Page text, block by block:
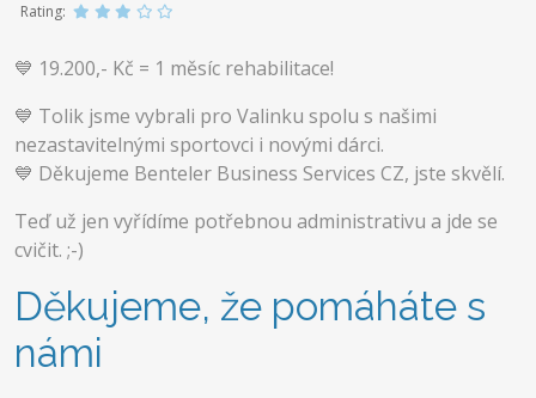
Rating:
💙 19.200,- Kč = 1 měsíc rehabilitace!
💙 Tolik jsme vybrali pro Valinku spolu s našimi
nezastavitelnými sportovci i novými dárci.
💙 Děkujeme Benteler Business Services CZ, jste skvělí.
Teď už jen vyřídíme potřebnou administrativu a jde se
cvičit. ;-)
Děkujeme, že pomáháte s
námi